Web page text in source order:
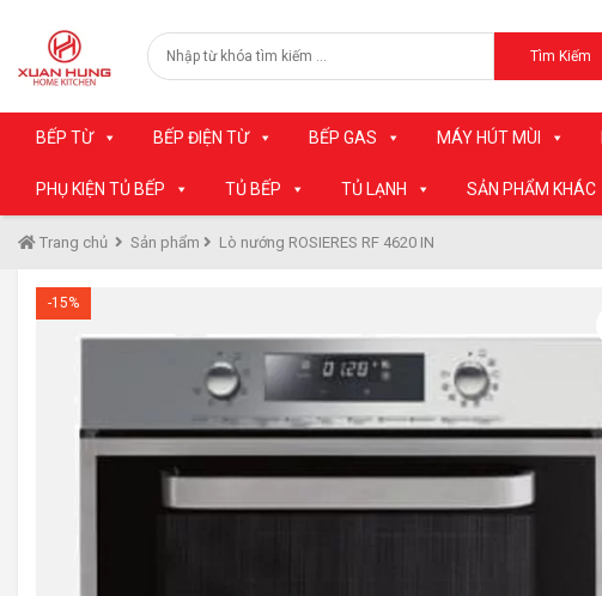
Tìm Kiếm
BẾP TỪ BẾP ĐIỆN TỪ BẾP GAS MÁY HÚT MÙI
PHỤ KIỆN TỦ BẾP TỦ BẾP TỦ LẠNH SẢN PHẨM KHÁC
Trang chủ Sản phẩm Lò nướng ROSIERES RF 4620 IN
-15%